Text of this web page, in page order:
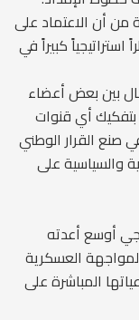
من أن الاعتماد على
كبيراً في
بين بعض أعضاء
بتفكيك أي قنوات
القرار الوطني
والسياسية على
أوسع أعدته
العسكرية
المباشرة على